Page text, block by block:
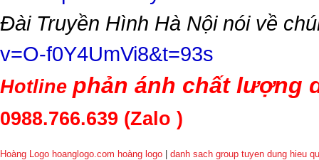
Đài Truyền Hình Hà Nội nói về
v=O-f0Y4UmVi8&t=93s
Hotline phản ánh chất lượng
0988.766.639 (Zalo )
Hoàng Logo hoanglogo.com hoàng logo danh sach group tuyen dung hieu